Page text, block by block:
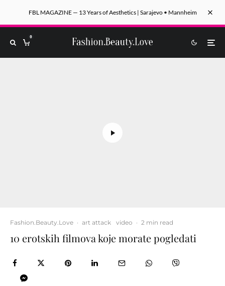
FBL MAGAZINE — 13 Years of Aesthetics | Sarajevo • Mannheim
0
Fashion.Beauty.Love · art attack video · 2 min read
10 erotskih filmova koje morate pogledati